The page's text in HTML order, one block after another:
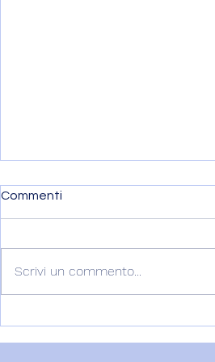
Commenti
Scrivi un commento...